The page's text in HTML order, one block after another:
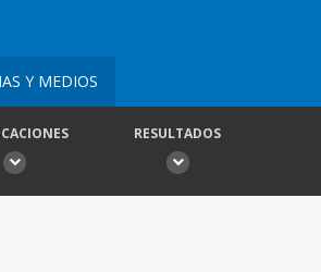
Y MEDIOS
RESULTADOS